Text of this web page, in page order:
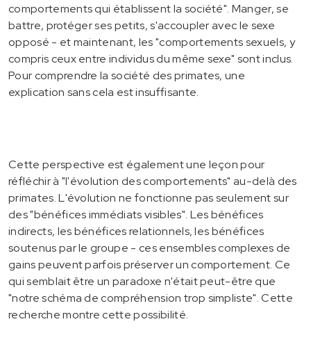
comportements qui établissent la société". Manger, se
battre, protéger ses petits, s'accoupler avec le sexe
opposé - et maintenant, les "comportements sexuels, y
compris ceux entre individus du même sexe" sont inclus.
Pour comprendre la société des primates, une
explication sans cela est insuffisante.
Cette perspective est également une leçon pour
réfléchir à "l'évolution des comportements" au-delà des
primates. L'évolution ne fonctionne pas seulement sur
des "bénéfices immédiats visibles". Les bénéfices
indirects, les bénéfices relationnels, les bénéfices
soutenus par le groupe - ces ensembles complexes de
gains peuvent parfois préserver un comportement. Ce
qui semblait être un paradoxe n'était peut-être que
"notre schéma de compréhension trop simpliste". Cette
recherche montre cette possibilité.